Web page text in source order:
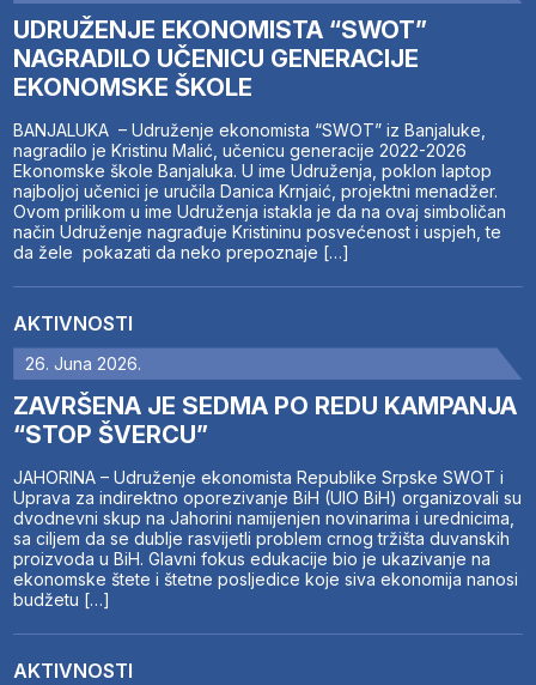
UDRUŽENJE EKONOMISTA “SWOT”
NAGRADILO UČENICU GENERACIJE
EKONOMSKE ŠKOLE
BANJALUKA – Udruženje ekonomista “SWOT” iz Banjaluke,
nagradilo je Kristinu Malić, učenicu generacije 2022-2026
Ekonomske škole Banjaluka. U ime Udruženja, poklon laptop
najboljoj učenici je uručila Danica Krnjaić, projektni menadžer.
Ovom prilikom u ime Udruženja istakla je da na ovaj simboličan
način Udruženje nagrađuje Kristininu posvećenost i uspjeh, te
da žele pokazati da neko prepoznaje […]
AKTIVNOSTI
26. Juna 2026.
ZAVRŠENA JE SEDMA PO REDU KAMPANJA
“STOP ŠVERCU”
JAHORINA – Udruženje ekonomista Republike Srpske SWOT i
Uprava za indirektno oporezivanje BiH (UIO BiH) organizovali su
dvodnevni skup na Jahorini namijenjen novinarima i urednicima,
sa ciljem da se dublje rasvijetli problem crnog tržišta duvanskih
proizvoda u BiH. Glavni fokus edukacije bio je ukazivanje na
ekonomske štete i štetne posljedice koje siva ekonomija nanosi
budžetu […]
AKTIVNOSTI